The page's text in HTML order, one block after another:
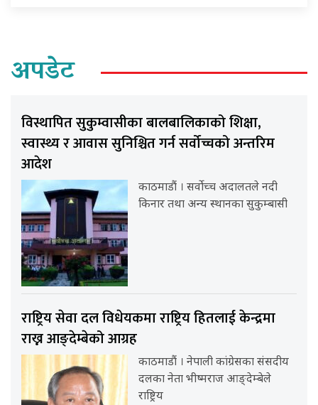
अपडेट
विस्थापित सुकुम्वासीका बालबालिकाको शिक्षा,
स्वास्थ्य र आवास सुनिश्चित गर्न सर्वोच्चको अन्तरिम
आदेश
काठमाडौं । सर्वोच्च अदालतले नदी
किनार तथा अन्य स्थानका सुकुम्बासी
राष्ट्रिय सेवा दल विधेयकमा राष्ट्रिय हितलाई केन्द्रमा
राख्न आङ्देम्बेको आग्रह
काठमाडौं । नेपाली कांग्रेसका संसदीय
दलका नेता भीष्मराज आङ्देम्बेले
राष्ट्रिय